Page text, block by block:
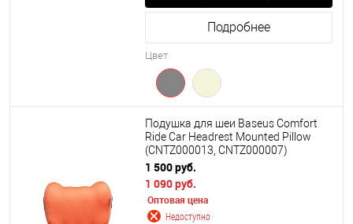
Подробнее
Цвет
Подушка для шеи Baseus Comfort
Ride Car Headrest Mounted Pillow
(CNTZ000013, CNTZ000007)
1 500 руб.
1 090 руб.
Оптовая цена
Недоступно